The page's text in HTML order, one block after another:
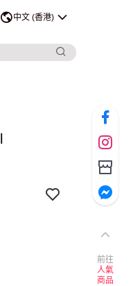
中文 (香港)
前往
人氣
商品